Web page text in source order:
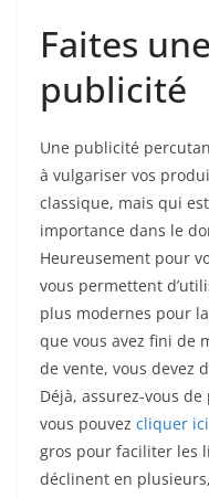
Faites
publicité
Une publicité
à vulgariser vos
classique, mais qui
importance dans le
Heureusement pour
vous permettent
plus modernes pour
que vous avez fini de
de vente, vous devez
Déjà, assurez-vous
vous pouvez cliquer ici
gros pour faciliter les
déclinent en